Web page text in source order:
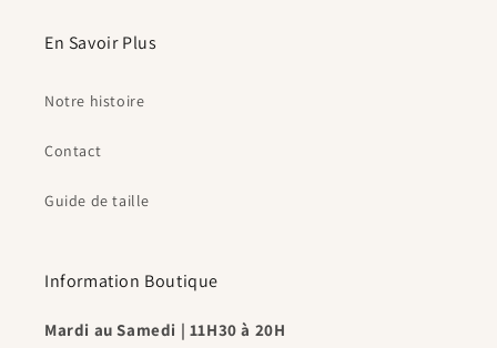
En Savoir Plus
Notre histoire
Contact
Guide de taille
Information Boutique
Mardi au Samedi | 11H30 à 20H